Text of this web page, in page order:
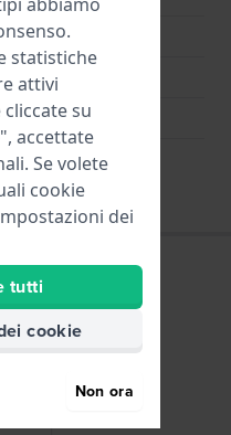
mm
mm
a molla
statistiche
attivi
su
accettate
Se volete
cookie
dei
tutti
cookie
Non ora